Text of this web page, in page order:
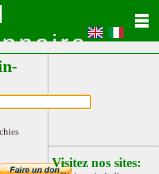
Visitez nos sites: